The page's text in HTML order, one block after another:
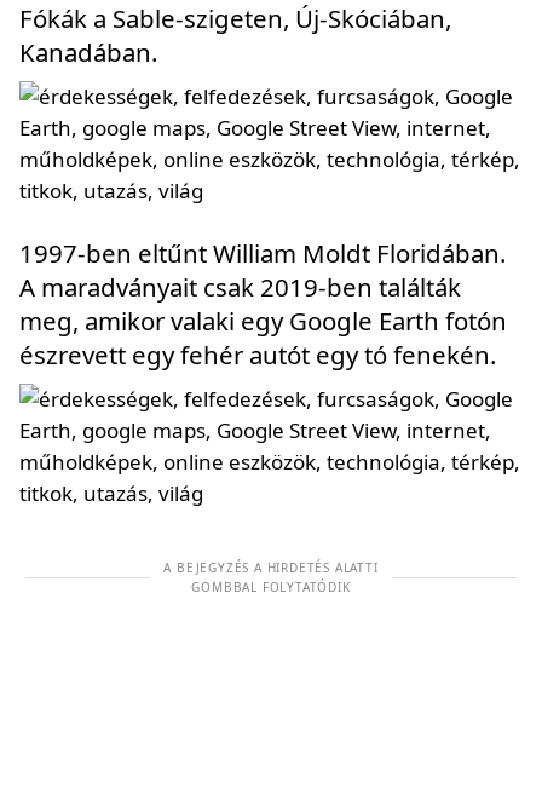
Fókák a Sable-szigeten, Új-Skóciában,
Kanadában.
1997-ben eltűnt William Moldt Floridában.
A maradványait csak 2019-ben találták
meg, amikor valaki egy Google Earth fotón
észrevett egy fehér autót egy tó fenekén.
A BEJEGYZÉS A HIRDETÉS ALATTI
GOMBBAL FOLYTATÓDIK